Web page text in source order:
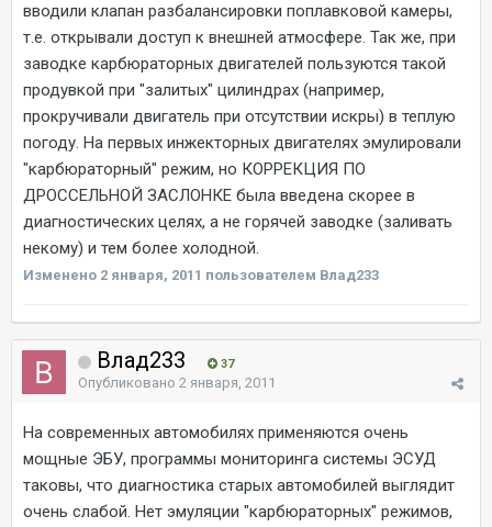
вводили клапан разбалансировки поплавковой камеры,
т.е. открывали доступ к внешней атмосфере. Так же, при
заводке карбюраторных двигателей пользуются такой
продувкой при "залитых" цилиндрах (например,
прокручивали двигатель при отсутствии искры) в теплую
погоду. На первых инжекторных двигателях эмулировали
"карбюраторный" режим, но КОРРЕКЦИЯ ПО
ДРОССЕЛЬНОЙ ЗАСЛОНКЕ была введена скорее в
диагностических целях, а не горячей заводке (заливать
некому) и тем более холодной.
Изменено 2 января, 2011 пользователем Влад233
Влад233 37
Опубликовано 2 января, 2011
На современных автомобилях применяются очень
мощные ЭБУ, программы мониторинга системы ЭСУД
таковы, что диагностика старых автомобилей выглядит
очень слабой. Нет эмуляции "карбюраторных" режимов,